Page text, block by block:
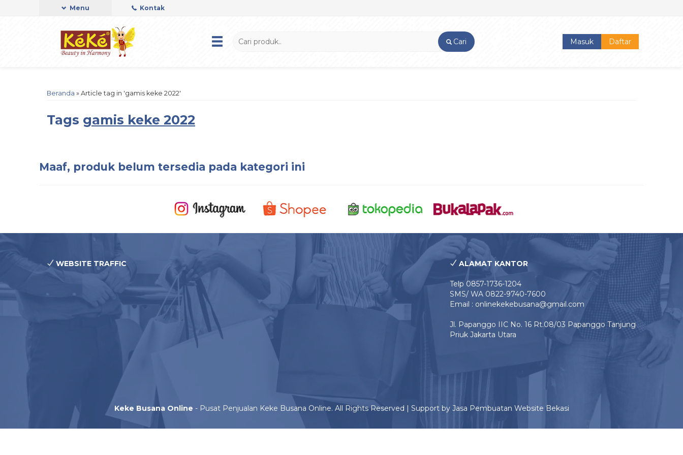
Menu Kontak
Cari Masuk Daftar
Beranda » Article tag in 'gamis keke 2022'
Tags gamis keke 2022
Maaf, produk belum tersedia pada kategori ini
WEBSITE TRAFFIC ALAMAT KANTOR
Telp 0857-1736-1204
SMS/ WA 0822-9740-7600
Email : onlinekekebusana@gmail.com
Jl. Papanggo IIC No. 16 Rt.08/03 Papanggo Tanjung
Priuk Jakarta Utara
Keke Busana Online - Pusat Penjualan Keke Busana Online. All Rights Reserved | Support by Jasa Pembuatan Website Bekasi